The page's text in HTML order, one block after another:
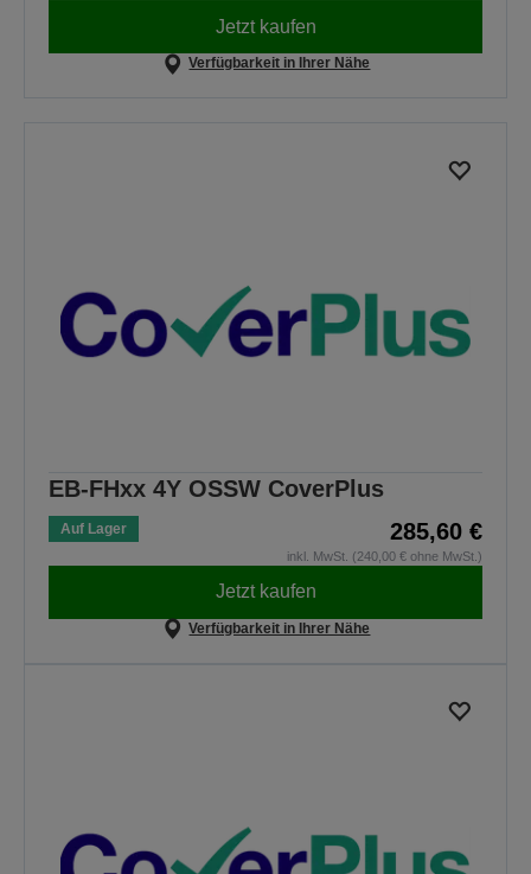
Jetzt kaufen
Verfügbarkeit in Ihrer Nähe
EB-FHxx 4Y OSSW CoverPlus
Auf Lager 285,60 €
inkl. MwSt. (240,00 € ohne MwSt.)
Jetzt kaufen
Verfügbarkeit in Ihrer Nähe